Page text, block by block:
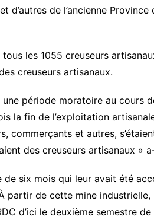
d’autres de l’ancienne
tous les 1055 creuseurs
creuseurs artisanaux.
période moratoire au cours
la fin de l’exploitation
commerçants et autres,
des creuseurs artisanaux »
de six mois qui leur avait été
partir de cette mine
d’ici le deuxième semestre de